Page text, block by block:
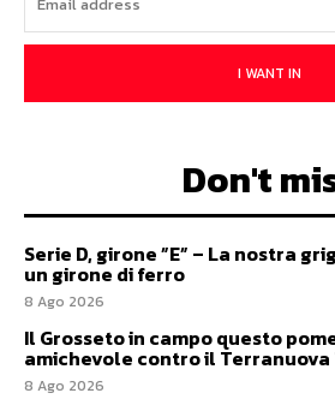
I WANT IN
Don't
Serie D, girone ”E” – La nostra
un girone di ferro
8 Ago 2026
Il Grosseto in campo questo
amichevole contro il Terranuova
8 Ago 2026